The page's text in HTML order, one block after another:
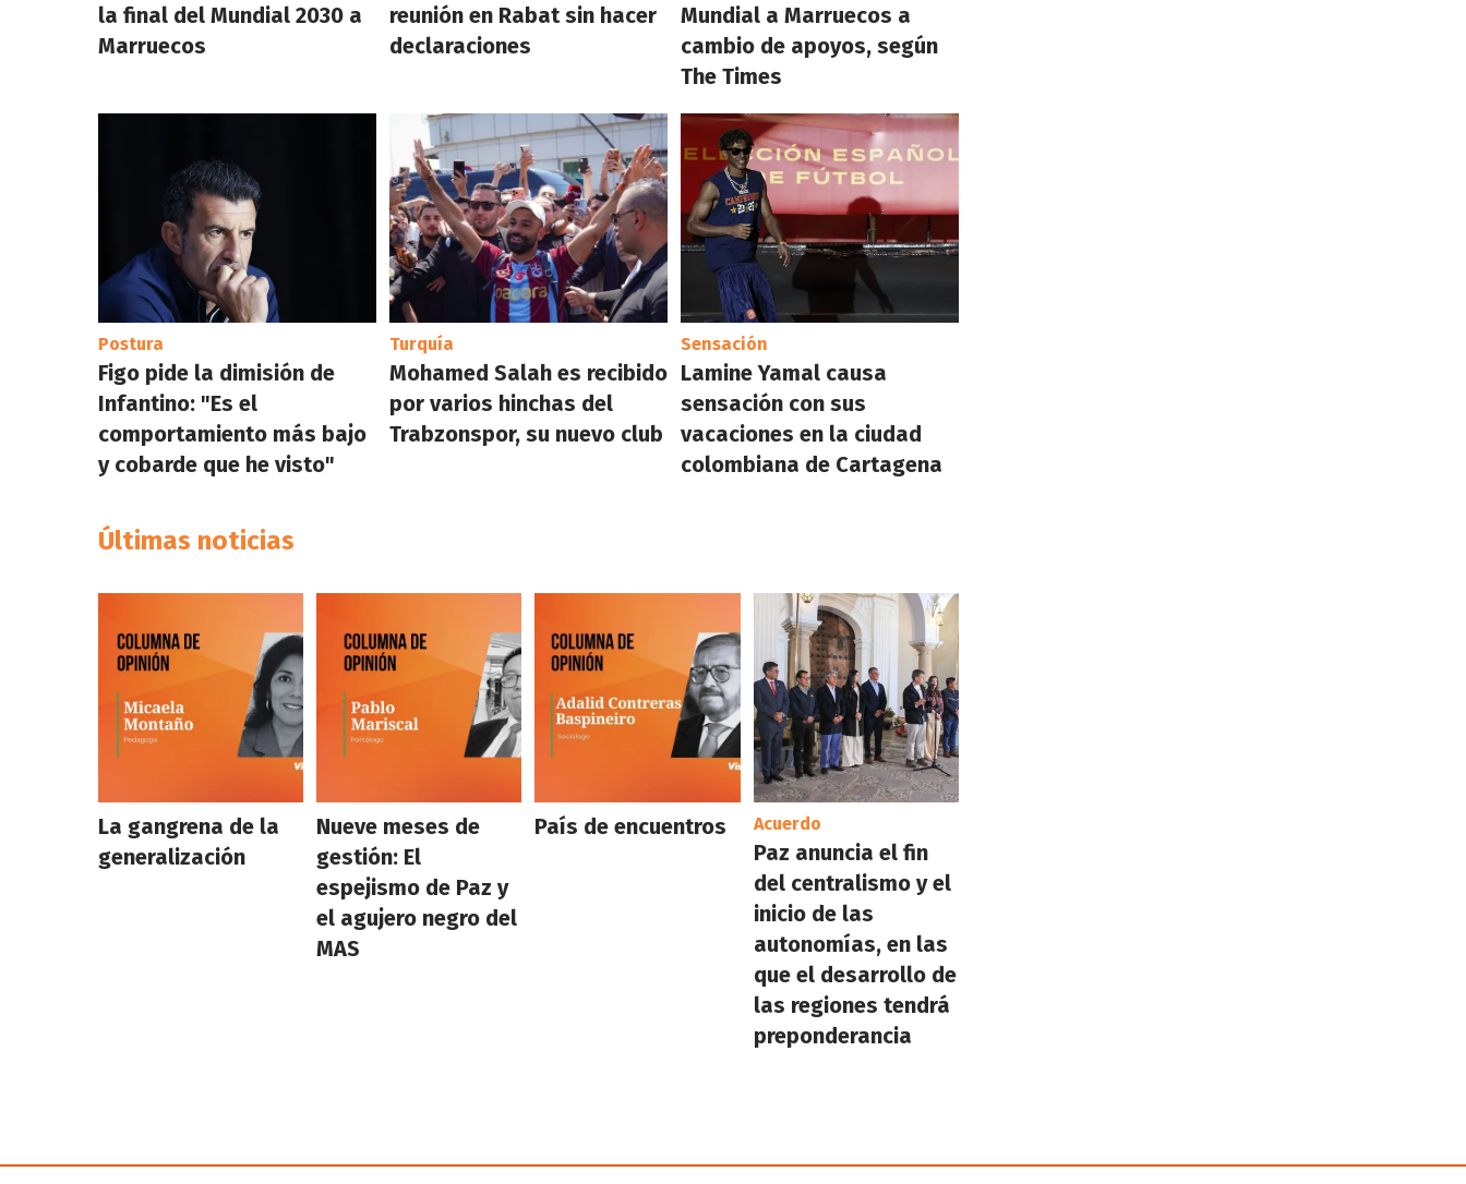
la final del Mundial 2030 a
Marruecos
reunión en Rabat sin hacer
declaraciones
Mundial a Marruecos a
cambio de apoyos, según
The Times
Postura
Figo pide la dimisión de
Infantino: "Es el
comportamiento más bajo
y cobarde que he visto"
Turquía
Mohamed Salah es recibido
por varios hinchas del
Trabzonspor, su nuevo club
Sensación
Lamine Yamal causa
sensación con sus
vacaciones en la ciudad
colombiana de Cartagena
Últimas noticias
La gangrena de la
generalización
Nueve meses de
gestión: El
espejismo de Paz y
el agujero negro del
MAS
País de encuentros Acuerdo
Paz anuncia el fin
del centralismo y el
inicio de las
autonomías, en las
que el desarrollo de
las regiones tendrá
preponderancia